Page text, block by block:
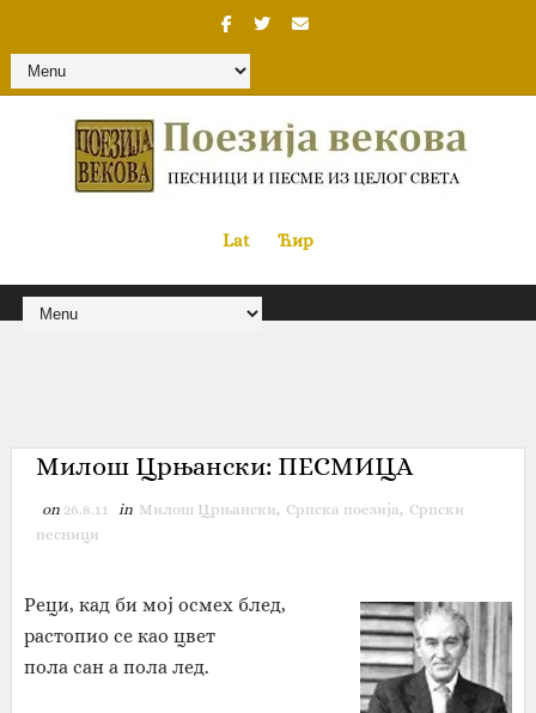
Lat« Ћир
Милош Црњански: ПЕСМИЦА
on 26.8.11 in Милош Црњански, Српска поезија, Српски
песници
Реци, кад би мој осмех блед,
растопио се као цвет
пола сан а пола лед.